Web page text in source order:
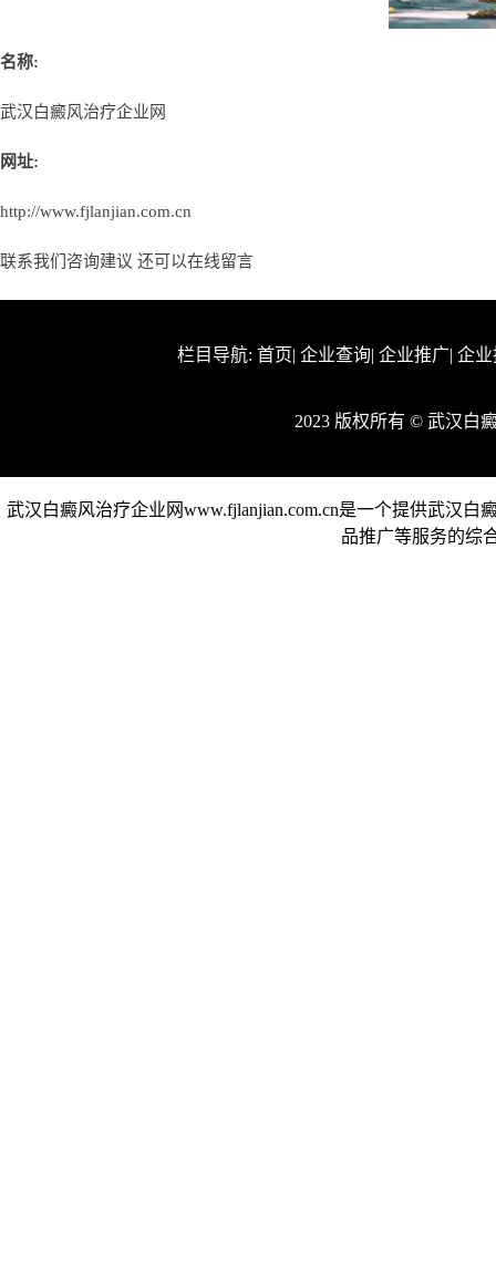
名称:
武汉白癜风治疗企业网
网址:
http://www.fjlanjian.com.cn
联系我们咨询建议 还可以在线留言
栏目导航: 首页| 企业查询| 企业推广| 企
2023 版权所有 © 武汉白
武汉白癜风治疗企业网www.fjlanjian.com.cn是一个提供武汉
品推广等服务的综